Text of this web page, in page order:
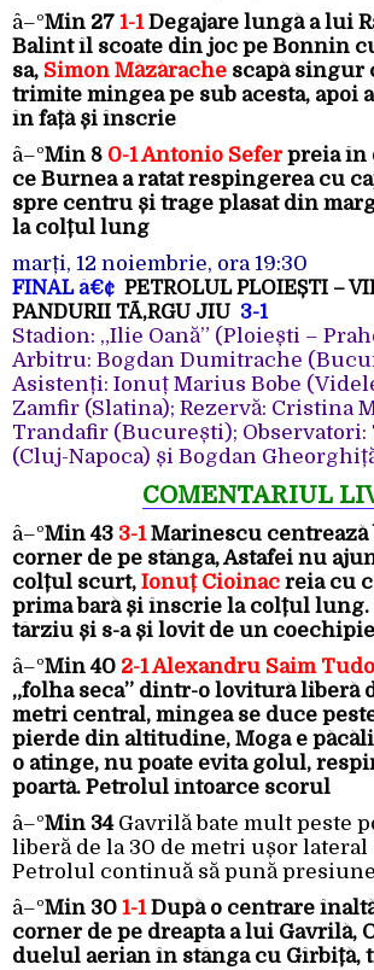
â–ºMin 27 1-1Degajare lungă a lui
Balint îl scoate din joc pe Bonnin
sa, Simon Măzărache scapă singur
trimite mingea pe sub acesta, apoi
în față și înscrie
â–ºMin 8 0-1 Antonio Seferpreia în
ce Burnea a ratat respingerea cu
spre centru și trage plasat din
la colțul lung
marți, 12 noiembrie, ora 19:30
FINAL â€¢ PETROLUL PLOIEȘTI –
PANDURII TÃ‚RGU JIU 3-1
Stadion: „Ilie Oană” (Ploiești –
Arbitru: Bogdan Dumitrache
Asistenți: Ionuț Marius Bobe
Zamfir (Slatina); Rezervă: Cristina
Trandafir (București); Observatori:
(Cluj-Napoca) și Bogdan
COMENTARIUL
â–ºMin 43 3-1Marinescu
corner de pe stânga, Astafei nu
colțul scurt, Ionuț Cioinac reia cu
prima bară și înscrie la colțul lung.
târziu și s-a și lovit de un
â–ºMin 40 2-1 Alexandru Saim
„folha seca” dintr-o lovitură liberă
metri central, mingea se duce
pierde din altitudine, Moga e
o atinge, nu poate evita golul,
poartă. Petrolul întoarce scorul
â–ºMin 34Gavrilă bate mult peste
liberă de la 30 de metri ușor lateral
Petrolul continuă să pună presiune
â–ºMin 30 1-1După o centrare
corner de pe dreapta a lui Gavrilă,
duelul aerian în stânga cu Gîrbiță,